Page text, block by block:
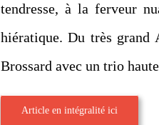
tendresse, à la ferveur
hiératique. Du très
Brossard avec un trio
Article en intégralité ici